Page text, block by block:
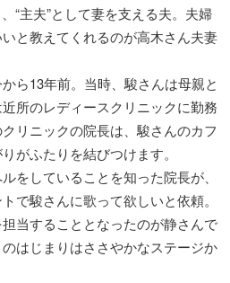
“主夫”として妻を支える夫。夫婦
と教えてくれるのが高木さん夫妻
ら13年前。当時、駿さんは母親と
所のレディースクリニックに勤務
リニックの院長は、駿さんのカフ
がふたりを結びつけます。
をしていることを知った院長が、
で駿さんに歌って欲しいと依頼。
当することとなったのが静さんで
はじまりはささやかなステージか